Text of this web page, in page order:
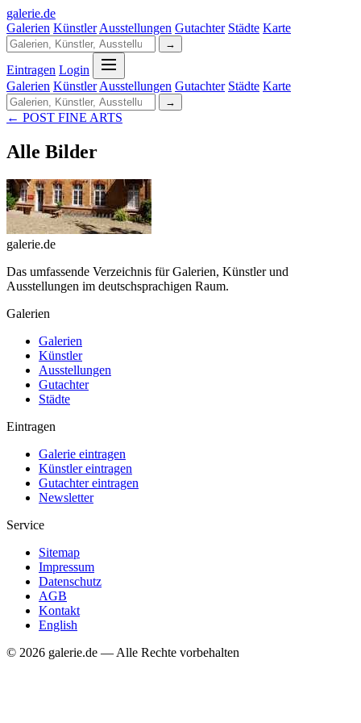
galerie.de
Galerien Künstler Ausstellungen Gutachter Städte Karte
→
Eintragen Login
Galerien Künstler Ausstellungen Gutachter Städte Karte
→
← POST FINE ARTS
Alle Bilder
galerie.de
Das umfassende Verzeichnis für Galerien, Künstler und
Ausstellungen im deutschsprachigen Raum.
Galerien
Galerien
Künstler
Ausstellungen
Gutachter
Städte
Eintragen
Galerie eintragen
Künstler eintragen
Gutachter eintragen
Newsletter
Service
Sitemap
Impressum
Datenschutz
AGB
Kontakt
English
© 2026 galerie.de — Alle Rechte vorbehalten